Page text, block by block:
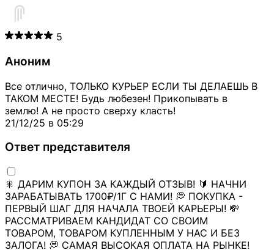
5
Аноним
Все отлично, ТОЛЬКО КУРЬЕР ЕСЛИ ТЫ ДЕЛАЕШЬ В
ТАКОМ МЕСТЕ! Будь любезен! Прикопывать в
землю! А не просто сверху класть!
21/12/25 в 05:29
Ответ представителя
🎇 ДАРИМ КУПОН ЗА КАЖДЫЙ ОТЗЫВ! 🔰 НАЧНИ
ЗАРАБАТЫВАТЬ 1700₽/1Г С НАМИ! 💭 ПОКУПКА -
ПЕРВЫЙ ШАГ ДЛЯ НАЧАЛА ТВОЕЙ КАРЬЕРЫ! 💸
РАССМАТРИВАЕМ КАНДИДАТ СО СВОИМ
ТОВАРОМ, ТОВАРОМ КУПЛЕННЫМ У НАС И БЕЗ
ЗАЛОГА! 💭 САМАЯ ВЫСОКАЯ ОПЛАТА НА РЫНКЕ!